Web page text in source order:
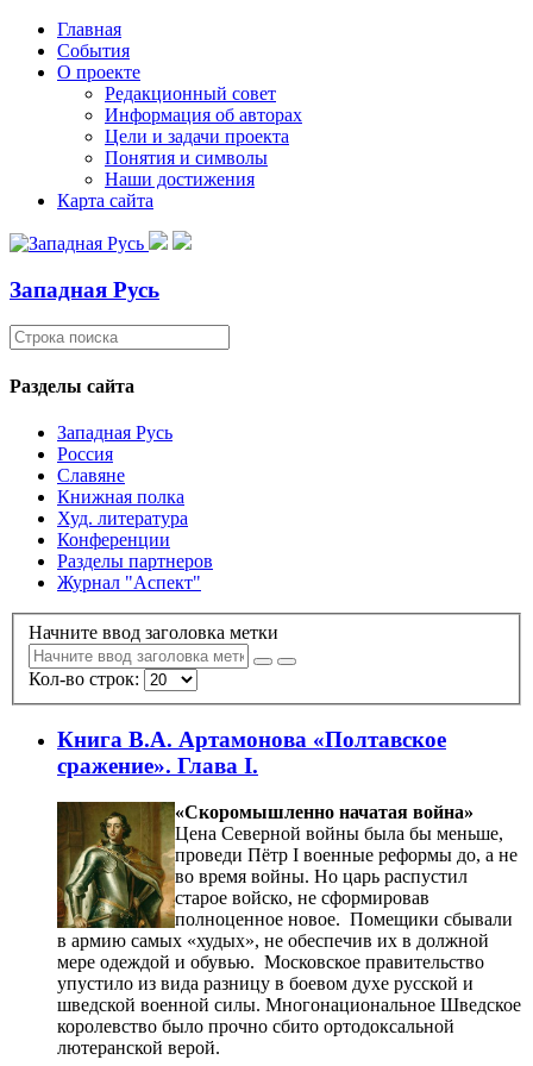
Главная
События
О проекте
Редакционный совет
Информация об авторах
Цели и задачи проекта
Понятия и символы
Наши достижения
Карта сайта
Западная Русь
Разделы сайта
Западная Русь
Россия
Славяне
Книжная полка
Худ. литература
Конференции
Разделы партнеров
Журнал "Аспект"
Начните ввод заголовка метки
Кол-во строк:
Книга В.А. Артамонова «Полтавское
сражение». Глава I.
«Скоромышленно начатая война»
Цена Северной войны была бы меньше,
проведи Пётр I военные реформы до, а не
во время войны. Но царь распустил
старое войско, не сформировав
полноценное новое. Помещики сбывали
в армию самых «худых», не обеспечив их в должной
мере одеждой и обувью. Московское правительство
упустило из вида разницу в боевом духе русской и
шведской военной силы. Многонациональное Шведское
королевство было прочно сбито ортодоксальной
лютеранской верой.